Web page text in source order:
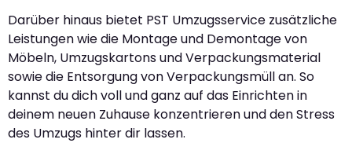
Darüber hinaus bietet PST Umzugsservice zusätzliche
Leistungen wie die Montage und Demontage von
Möbeln, Umzugskartons und Verpackungsmaterial
sowie die Entsorgung von Verpackungsmüll an. So
kannst du dich voll und ganz auf das Einrichten in
deinem neuen Zuhause konzentrieren und den Stress
des Umzugs hinter dir lassen.